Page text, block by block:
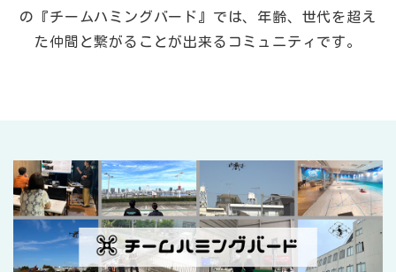
の『チームハミングバード』では、 年齢、世代を超え
た仲間と繋がることが出来るコミュニティです。